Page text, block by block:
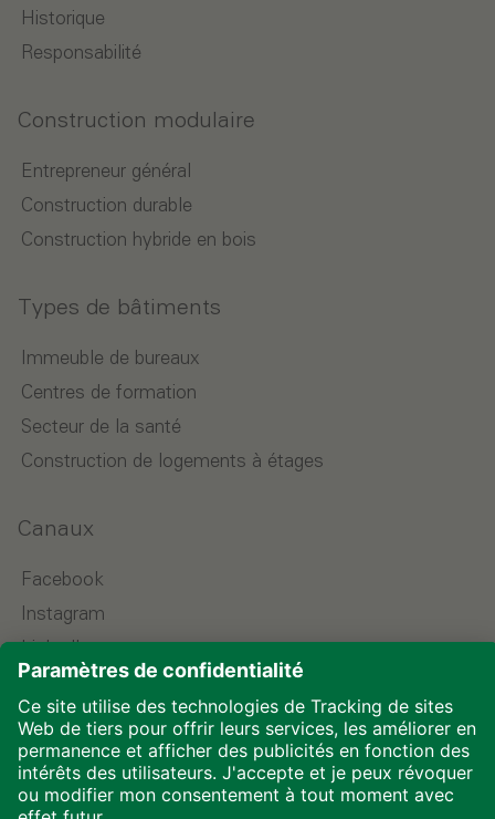
Historique
Responsabilité
Construction modulaire
Entrepreneur général
Construction durable
Construction hybride en bois
Types de bâtiments
Immeuble de bureaux
Centres de formation
Secteur de la santé
Construction de logements à étages
Canaux
Facebook
Instagram
YouTube
Choisir la langue